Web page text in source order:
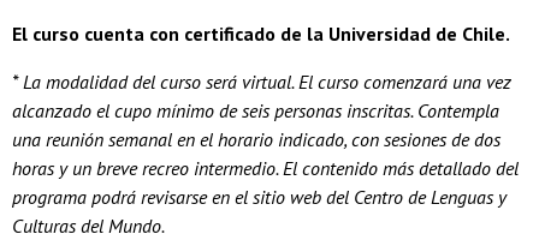
El curso cuenta con certificado de la Universidad de Chile.
* La modalidad del curso será virtual. El curso comenzará una vez
alcanzado el cupo mínimo de seis personas inscritas. Contempla
una reunión semanal en el horario indicado, con sesiones de dos
horas y un breve recreo intermedio. El contenido más detallado del
programa podrá revisarse en el sitio web del Centro de Lenguas y
Culturas del Mundo.